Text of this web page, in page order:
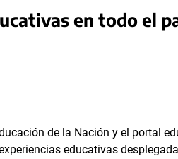
en todo el
de la Nación y el portal
educativas